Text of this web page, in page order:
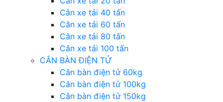
Cân xe tải 40 tấn
Cân xe tải 60 tấn
Cân xe tải 80 tấn
Cân xe tải 100 tấn
CÂN BÀN ĐIỆN TỬ
Cân bàn điện tử 60kg
Cân bàn điện tử 100kg
Cân bàn điện tử 150kg